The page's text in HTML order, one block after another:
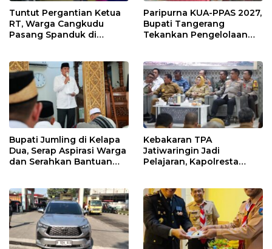
Tuntut Pergantian Ketua
RT, Warga Cangkudu
Pasang Spanduk di
Paripurna KUA-PPAS 2027,
Bupati Tangerang
Tekankan Pengelolaan
Bupati Jumling di Kelapa
Dua, Serap Aspirasi Warga
dan Serahkan Bantuan
Kebakaran TPA
Jatiwaringin Jadi
Pelajaran, Kapolresta
Ditingkatkan